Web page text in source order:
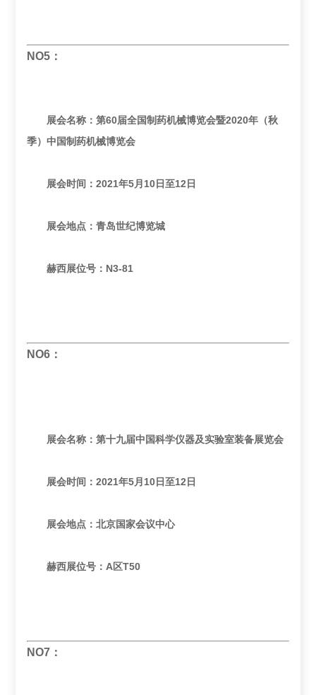
NO5：
展会名称：第60届全国制药机械博览会暨2020年（秋
季）中国制药机械博览会
展会时间：2021年5月10日至12日
展会地点：青岛世纪博览城
赫西展位号：N3-81
NO6：
展会名称：第十九届中国科学仪器及实验室装备展览会
展会时间：2021年5月10日至12日
展会地点：北京国家会议中心
赫西展位号：A区T50
NO7：